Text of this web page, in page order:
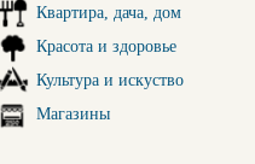
Квартира, дача, дом
Красота и здоровье
Культура и искуство
Магазины